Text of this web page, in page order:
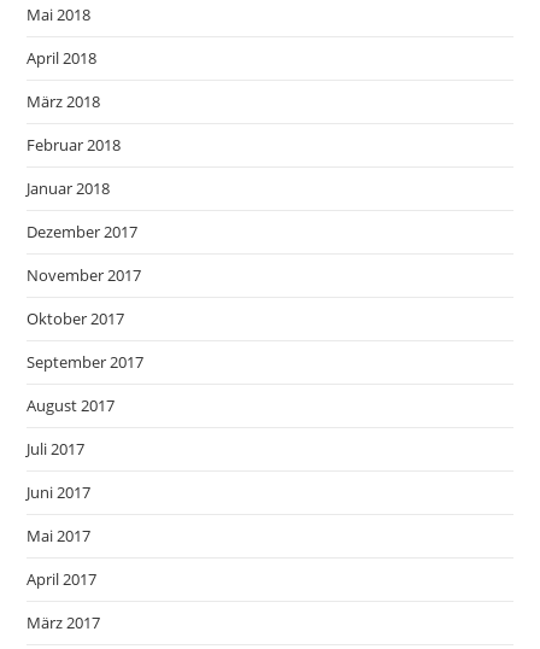
Mai 2018
April 2018
März 2018
Februar 2018
Januar 2018
Dezember 2017
November 2017
Oktober 2017
September 2017
August 2017
Juli 2017
Juni 2017
Mai 2017
April 2017
März 2017